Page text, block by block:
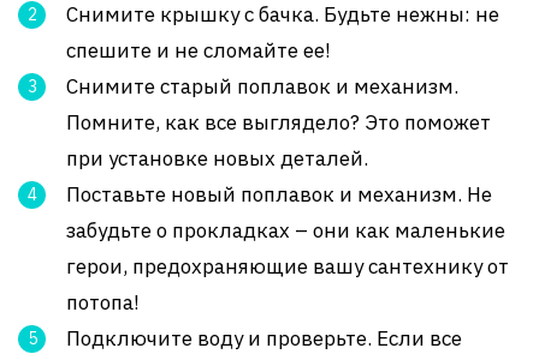
Снимите крышку с бачка. Будьте нежны: не
спешите и не сломайте ее!
Снимите старый поплавок и механизм.
Помните, как все выглядело? Это поможет
при установке новых деталей.
Поставьте новый поплавок и механизм. Не
забудьте о прокладках – они как маленькие
герои, предохраняющие вашу сантехнику от
потопа!
Подключите воду и проверьте. Если все